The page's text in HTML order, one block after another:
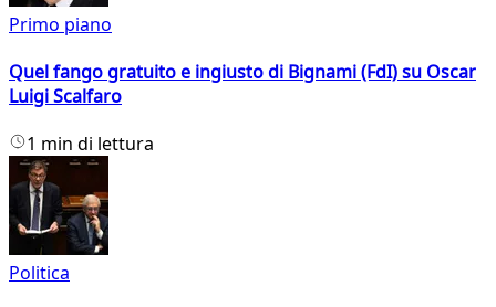
Primo piano
Quel fango gratuito e ingiusto di Bignami (FdI) su Oscar
Luigi Scalfaro
1 min di lettura
Politica